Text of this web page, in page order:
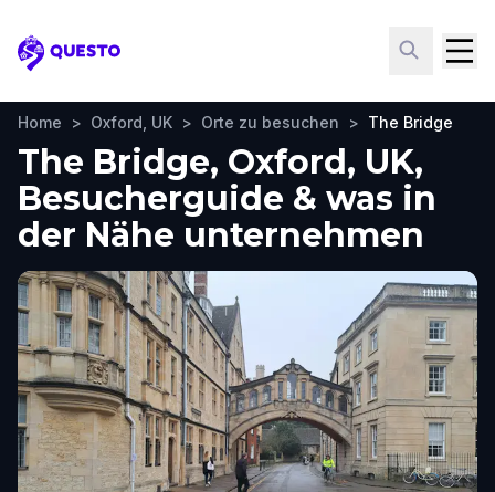
Questo
Home > Oxford, UK > Orte zu besuchen > The Bridge
The Bridge, Oxford, UK,
Besucherguide & was in
der Nähe unternehmen